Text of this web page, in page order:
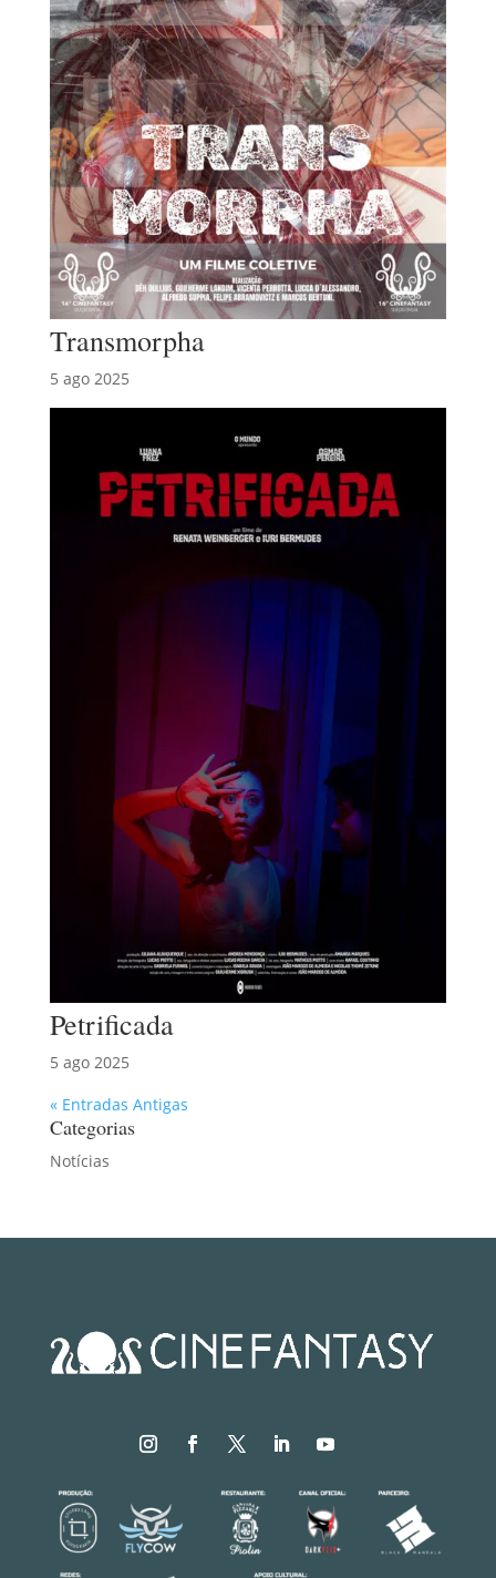
Transmorpha
5 ago 2025
Petrificada
5 ago 2025
« Entradas Antigas
Categorias
Notícias